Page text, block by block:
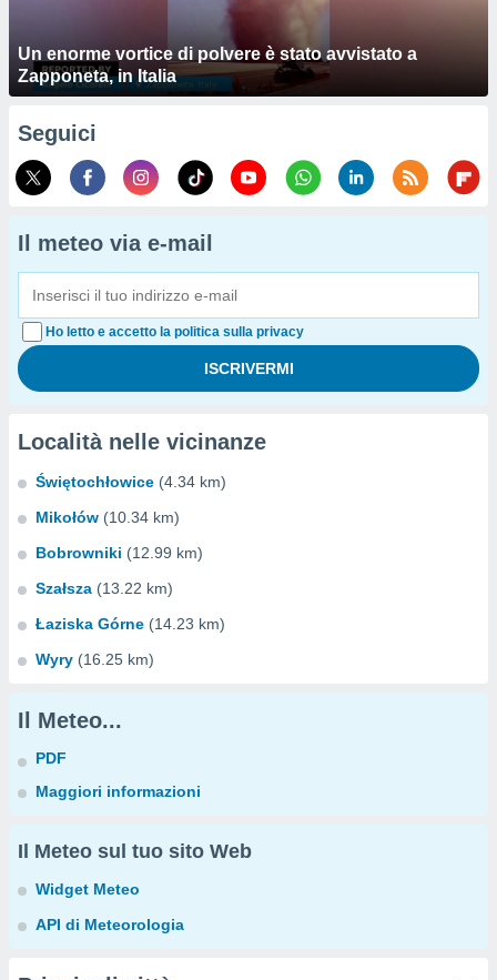
Un enorme vortice di polvere è stato avvistato a
Zapponeta, in Italia
Seguici
Il meteo via e-mail
Ho letto e accetto la politica sulla privacy
Località nelle vicinanze
Świętochłowice (4.34 km)
Mikołów (10.34 km)
Bobrowniki (12.99 km)
Szałsza (13.22 km)
Łaziska Górne (14.23 km)
Wyry (16.25 km)
Il Meteo...
PDF
Maggiori informazioni
Il Meteo sul tuo sito Web
Widget Meteo
API di Meteorologia